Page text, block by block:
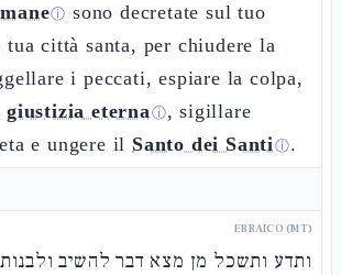
ⓘ sono decretate sul tuo
città santa, per chiudere la
i peccati, espiare la colpa,
giustizia eternaⓘ, sigillare
e ungere il Santo dei Santiⓘ.
EBRAICO (MT)
ותדע ותשכל מן מצא דבר להשיב